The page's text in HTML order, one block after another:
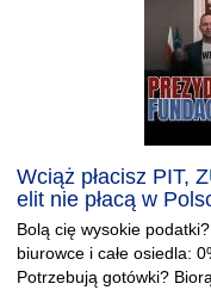
Wciąż płacisz PIT,
elit nie płacą w
Bolą cię wysokie
biurowce i całe osiedla:
Potrzebują gotówki?